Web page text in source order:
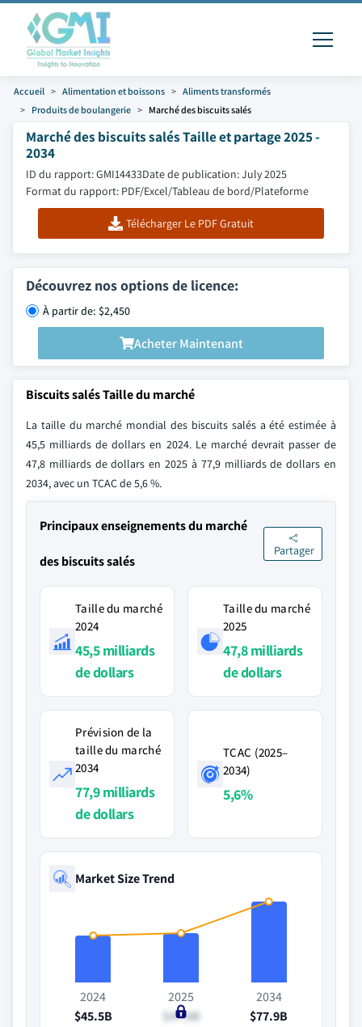
Accueil Alimentation et boissons
Aliments transformés
Produits de boulangerie
Marché des biscuits salés
Marché des biscuits salés Taille et partage 2025 -
2034
ID du rapport: GMI14433Date de publication: July 2025
Format du rapport: PDF/Excel/Tableau de bord/Plateforme
Télécharger Le PDF Gratuit
Découvrez nos options de licence:
À partir de: $2,450
Acheter Maintenant
Biscuits salés Taille du marché
La taille du marché mondial des biscuits salés a été estimée à
45,5 milliards de dollars en 2024. Le marché devrait passer de
47,8 milliards de dollars en 2025 à 77,9 milliards de dollars en
2034, avec un TCAC de 5,6 %.
Principaux enseignements du marché
des biscuits salés
Partager
Taille du marché
2024
45,5 milliards
de dollars
Taille du marché
2025
47,8 milliards
de dollars
Prévision de la
taille du marché
2034
77,9 milliards
de dollars
TCAC (2025–
2034)
5,6%
Market Size Trend
2024
$45.5B
2025
$47.8B
2034
$77.9B